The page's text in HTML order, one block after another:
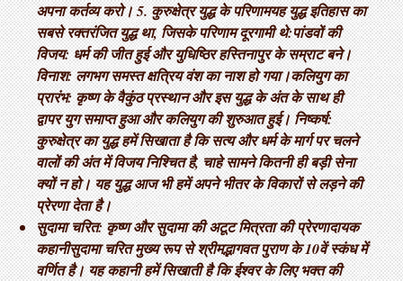
अपना कर्तव्य करो। 5. कुरुक्षेत्र युद्ध के परिणाम ​यह युद्ध इतिहास का
सबसे रक्तरंजित युद्ध था, जिसके परिणाम दूरगामी थे: ​पांडवों की
विजय: धर्म की जीत हुई और युधिष्ठिर हस्तिनापुर के सम्राट बने। ​
विनाश: लगभग समस्त क्षत्रिय वंश का नाश हो गया। ​कलियुग का
प्रारंभ: कृष्ण के वैकुंठ प्रस्थान और इस युद्ध के अंत के साथ ही
द्वापर युग समाप्त हुआ और कलियुग की शुरुआत हुई। निष्कर्ष:
कुरुक्षेत्र का युद्ध हमें सिखाता है कि सत्य और धर्म के मार्ग पर चलने
वालों की अंत में विजय निश्चित है, चाहे सामने कितनी ही बड़ी सेना
क्यों न हो। यह युद्ध आज भी हमें अपने भीतर के विकारों से लड़ने की
प्रेरणा देता है।
सुदामा चरित: कृष्ण और सुदामा की अटूट मित्रता की प्रेरणादायक
कहानी ​सुदामा चरित मुख्य रूप से श्रीमद्भागवत पुराण के 10वें स्कंध में
वर्णित है। यह कहानी हमें सिखाती है कि ईश्वर के लिए भक्त की